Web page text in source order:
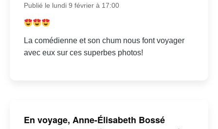
Publié le lundi 9 février à 17:00
La comédienne et son chum nous font voyager
avec eux sur ces superbes photos!
En voyage, Anne-Élisabeth Bossé